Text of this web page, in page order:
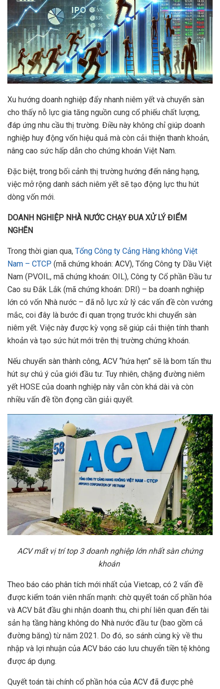
Xu hướng doanh nghiệp đẩy nhanh niêm yết và chuyển sàn
cho thấy nỗ lực gia tăng nguồn cung cổ phiếu chất lượng,
đáp ứng nhu cầu thị trường. Điều này không chỉ giúp doanh
nghiệp huy động vốn hiệu quả mà còn cải thiện thanh khoản,
nâng cao sức hấp dẫn cho chứng khoán Việt Nam.
Đặc biệt, trong bối cảnh thị trường hướng đến nâng hạng,
việc mở rộng danh sách niêm yết sẽ tạo động lực thu hút
dòng vốn mới.
DOANH NGHIỆP NHÀ NƯỚC CHẠY ĐUA XỬLÝ ĐIỂM
NGHẼN
Trong thời gian qua, Tổng Công ty Cảng Hàng không Việt
Nam – CTCP (mã chứng khoán: ACV), Tổng Công ty Dầu Việt
Nam (PVOIL, mã chứng khoán: OIL), Công ty Cổ phần Đầu tư
Cao su Đắk Lắk (mã chứng khoán: DRI) – ba doanh nghiệp
lớn có vốn Nhà nước – đã nỗ lực xử lý các vấn đề còn vướng
mắc, coi đây là bước đi quan trọng trước khi chuyển sàn
niêm yết. Việc này được kỳ vọng sẽ giúp cải thiện tính thanh
khoản và tạo sức hút mới trên thị trường chứng khoán.
Nếu chuyển sàn thành công, ACV “hứa hẹn” sẽ là bom tấn thu
hút sự chú ý của giới đầu tư. Tuy nhiên, chặng đường niêm
yết HOSE của doanh nghiệp này vẫn còn khá dài và còn
nhiều vấn đề tồn đọng cần giải quyết.
ACV mất vịtrí top 3 doanh nghiệp lớn nhất sàn chứng
khoán
Theo báo cáo phân tích mới nhất của Vietcap, có 2 vấn đề
được kiểm toán viên nhấn mạnh: chờ quyết toán cổ phần hóa
và ACV bắt đầu ghi nhận doanh thu, chi phí liên quan đến tài
sản hạ tầng hàng không do Nhà nước đầu tư (bao gồm cả
đường băng) từ năm 2021. Do đó, so sánh cùng kỳ về thu
nhập và lợi nhuận của ACV báo cáo lưu chuyển tiền tệ không
được áp dụng.
Quyết toán tài chính cổ phần hóa của ACV đã được phê